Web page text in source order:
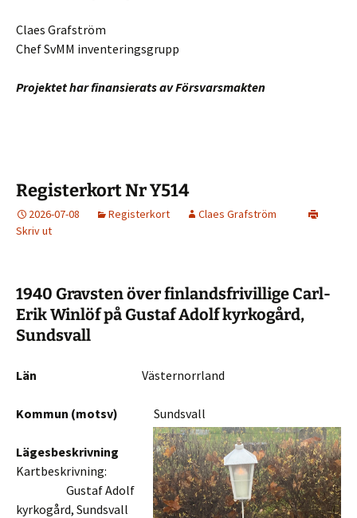
Claes Grafström
Chef SvMM inventeringsgrupp
Projektet har finansierats av Försvarsmakten
Registerkort Nr Y514
2026-07-08 Registerkort
Claes Grafström
Skriv ut
1940 Gravsten över finlandsfrivillige Carl-
Erik Winlöf på Gustaf Adolf kyrkogård,
Sundsvall
Län Västernorrland
Kommun (motsv) Sundsvall
Lägesbeskrivning
Kartbeskrivning:
Gustaf Adolf
kyrkogård, Sundsvall